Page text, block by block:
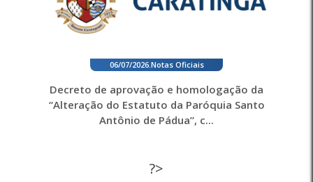
06/07/2026. Notas Oficiais
Decreto de aprovação e homologação da
“Alteração do Estatuto da Paróquia Santo
Antônio de Pádua”, c...
?>